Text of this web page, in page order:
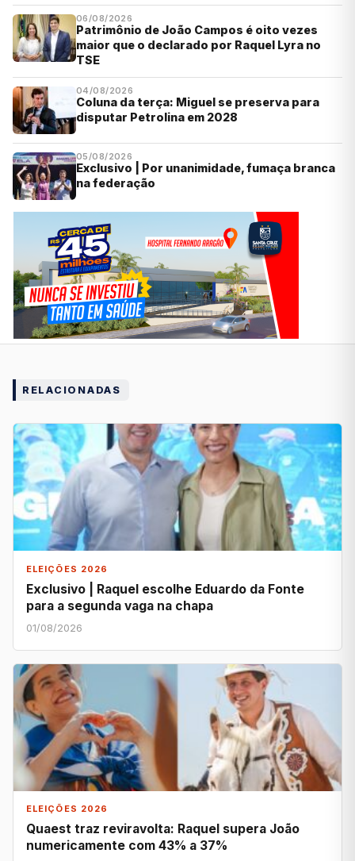
06/08/2026
Patrimônio de João Campos é oito vezes
maior que o declarado por Raquel Lyra no
TSE
04/08/2026
Coluna da terça: Miguel se preserva para
disputar Petrolina em 2028
05/08/2026
Exclusivo | Por unanimidade, fumaça branca
na federação
RELACIONADAS
ELEIÇÕES 2026
Exclusivo | Raquel escolhe Eduardo da Fonte
para a segunda vaga na chapa
01/08/2026
ELEIÇÕES 2026
Quaest traz reviravolta: Raquel supera João
numericamente com 43% a 37%